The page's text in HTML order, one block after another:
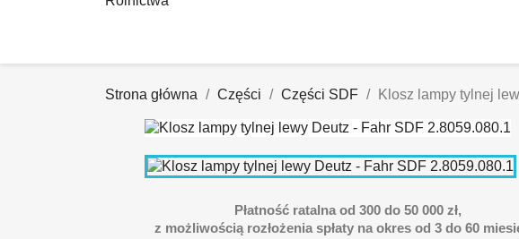
Strona główna Części Części SDF Klosz lampy tylnej
Płatność ratalna od 300 do 50 000 zł,
z możliwością rozłożenia spłaty na okres od 3 do 60